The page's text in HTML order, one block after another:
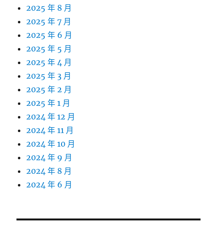
2025 年 8 月
2025 年 7 月
2025 年 6 月
2025 年 5 月
2025 年 4 月
2025 年 3 月
2025 年 2 月
2025 年 1 月
2024 年 12 月
2024 年 11 月
2024 年 10 月
2024 年 9 月
2024 年 8 月
2024 年 6 月